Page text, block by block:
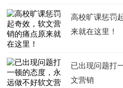
高校旷课惩罚
来就在这里！
已出现问题打
文营销